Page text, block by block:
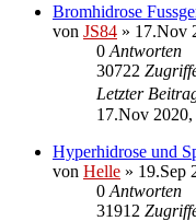
Bromhidrose
von JS84 » 17.Nov
0 Antworten
30722
Letzter
17.Nov 2020,
Hyperhidrose und
von Helle » 19.Sep
0 Antworten
31912